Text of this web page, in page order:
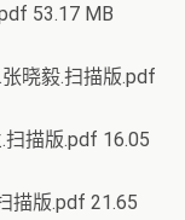
53.17 MB
晓毅.扫描版.pdf
扫描版.pdf 16.05
描版.pdf 21.65